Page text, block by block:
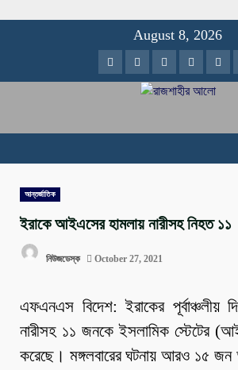
August 8, 2026
Facebook
TwitterInstagram
Youtube
VK
আন্তর্জাতিক
ইরাকে আইএসের হামলায় নারীসহ নিহত ১১
নিউজডেস্ক October 27, 2021
এফএনএস বিদেশ: ইরাকের পূর্বাঞ্চলীয়
নারীসহ ১১ জনকে ইসলামিক স্টেটের
করেছে। মঙ্গলবারের ঘটনায় আরও ১৫